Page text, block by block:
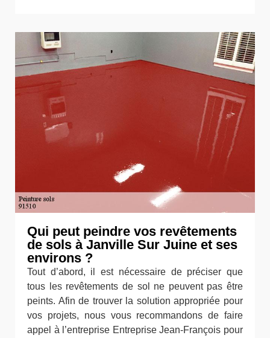
Qui peut peindre vos revêtements
de sols à Janville Sur Juine et ses
environs ?
Tout d’abord, il est nécessaire de préciser que
tous les revêtements de sol ne peuvent pas être
peints. Afin de trouver la solution appropriée pour
vos projets, nous vous recommandons de faire
appel à l’entreprise Entreprise Jean-François pour